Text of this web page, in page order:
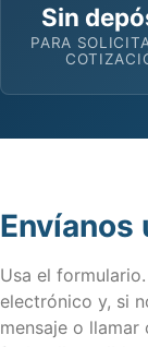
Sin
PARA
Envíanos
Usa el
electrónico y, si
mensaje o